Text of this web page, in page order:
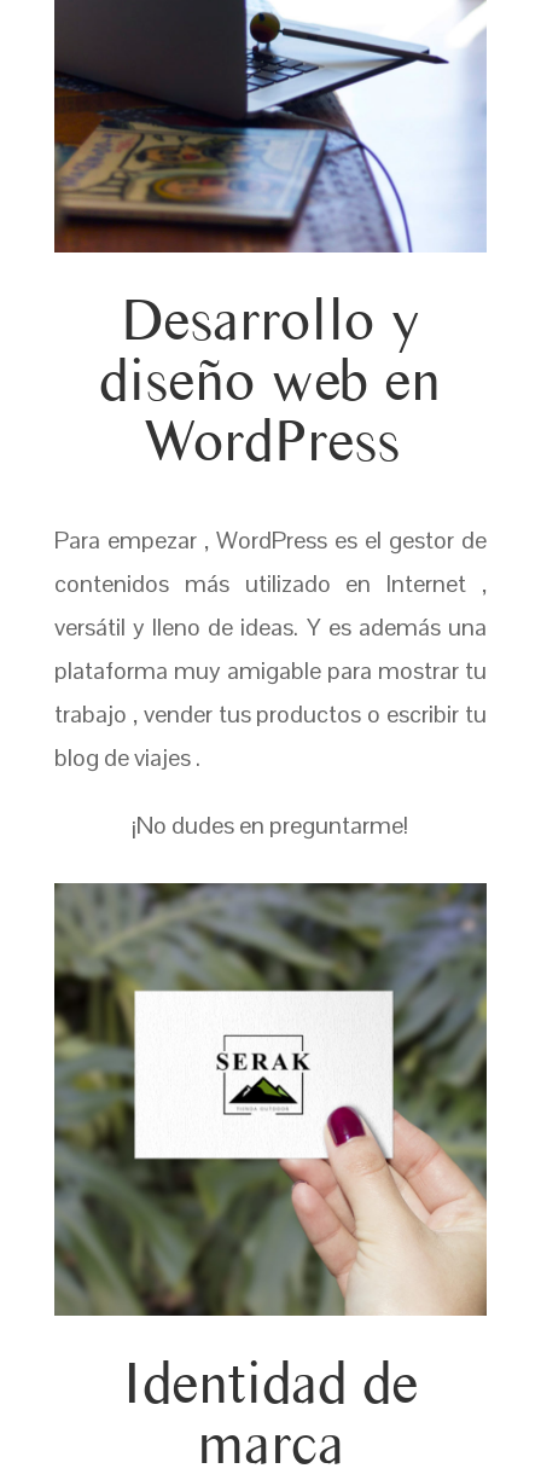
Desarrollo y
diseño web en
WordPress
Para empezar , WordPress es el gestor de
contenidos más utilizado en Internet ,
versátil y lleno de ideas. Y es además una
plataforma muy amigable para mostrar tu
trabajo , vender tus productos o escribir tu
blog de viajes .
¡No dudes en preguntarme!
Identidad de
marca